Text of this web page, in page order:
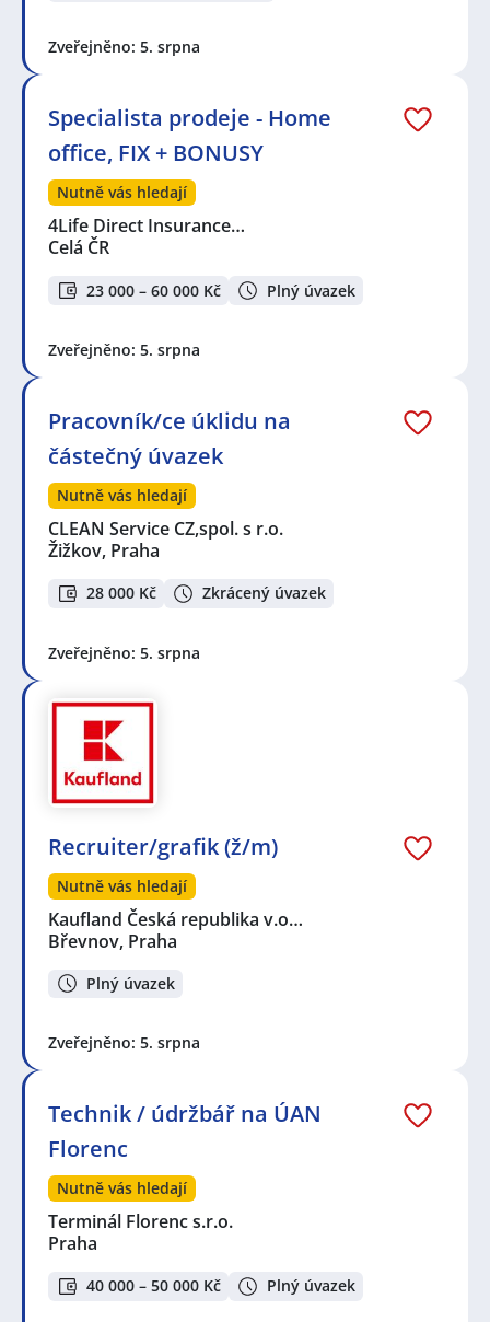
Zveřejněno: 5. srpna
Specialista prodeje - Home
office, FIX + BONUSY
Nutně vás hledají
4Life Direct Insurance…
Celá ČR
23 000 – 60 000 Kč Plný úvazek
Zveřejněno: 5. srpna
Pracovník/ce úklidu na
částečný úvazek
Nutně vás hledají
CLEAN Service CZ,spol. s r.o.
Žižkov, Praha
28 000 Kč Zkrácený úvazek
Zveřejněno: 5. srpna
Recruiter/grafik (ž/m)
Nutně vás hledají
Kaufland Česká republika v.o…
Břevnov, Praha
Plný úvazek
Zveřejněno: 5. srpna
Technik / údržbář na ÚAN
Florenc
Nutně vás hledají
Terminál Florenc s.r.o.
Praha
40 000 – 50 000 Kč Plný úvazek